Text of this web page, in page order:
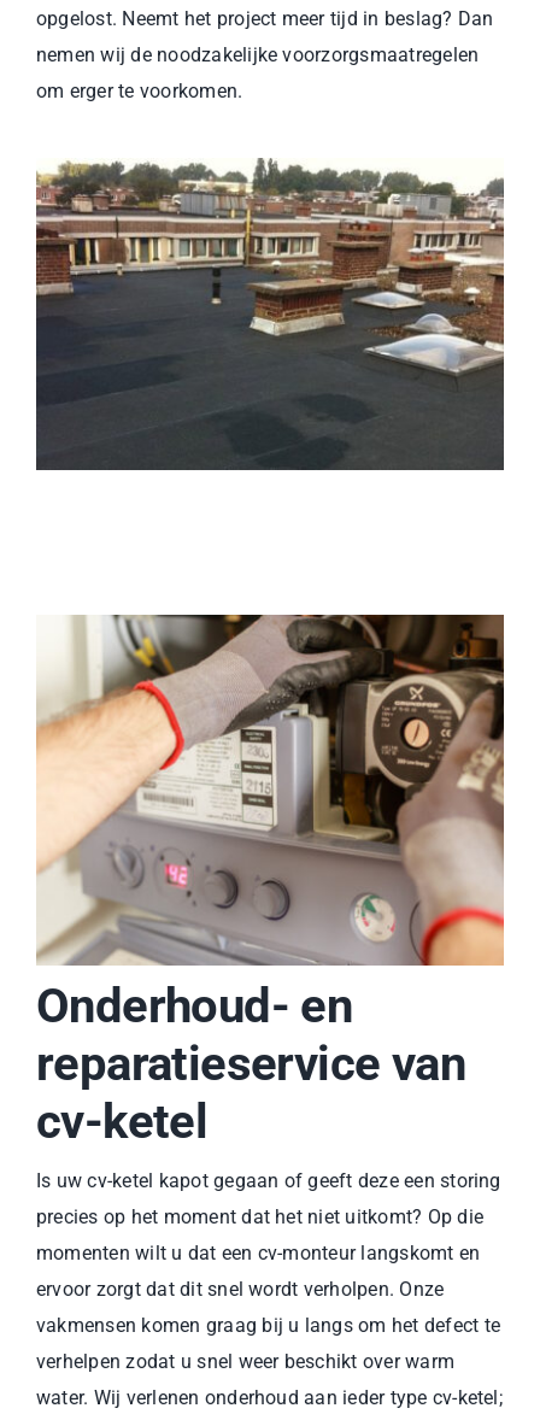
opgelost. Neemt het project meer tijd in beslag? Dan
nemen wij de noodzakelijke voorzorgsmaatregelen
om erger te voorkomen.
Onderhoud- en
reparatieservice van
cv-ketel
Is uw cv-ketel kapot gegaan of geeft deze een storing
precies op het moment dat het niet uitkomt? Op die
momenten wilt u dat een cv-monteur langskomt en
ervoor zorgt dat dit snel wordt verholpen. Onze
vakmensen komen graag bij u langs om het defect te
verhelpen zodat u snel weer beschikt over warm
water. Wij verlenen onderhoud aan ieder type cv-ketel;